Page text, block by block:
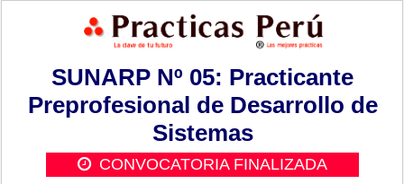
SUNARP Nº 05: Practicante
Preprofesional de Desarrollo de
Sistemas
CONVOCATORIA FINALIZADA